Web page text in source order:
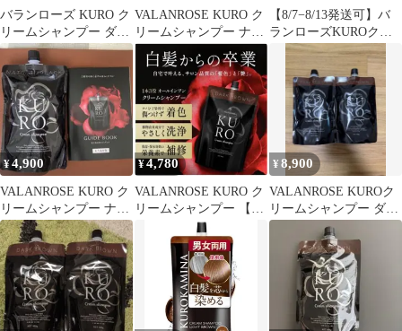
バランローズ KURO ク
リームシャンプー ダー
クブラウン 400g
VALANROSE KURO ク
リームシャンプー ナチ
ュラルブラック 400g
【8/7−8/13発送可】バ
ランローズKUROクリ
ームシャンプー 400g×2
¥4,900
VALANROSE KURO ク
リームシャンプー ナチ
ュラルブラック
¥4,780
VALANROSE KURO ク
リームシャンプー 【ダ
ークブラウン】
¥8,900
VALANROSE KUROク
リームシャンプー ダー
クブラウン 400g 2個